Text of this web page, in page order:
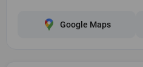
Google Maps